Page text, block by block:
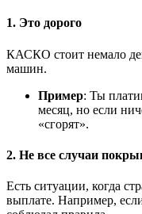
1. Это дорого
КАСКО стоит немало
машин.
Пример: Ты
месяц, но если
«сгорят».
2. Не все случаи
Есть ситуации, когда
выплате. Например,